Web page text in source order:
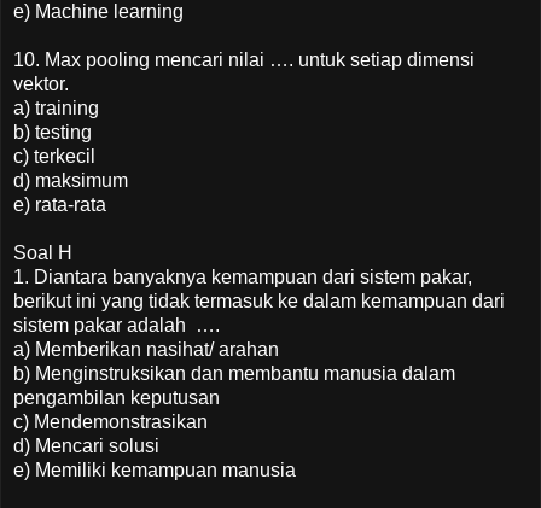
e) Machine learning
10. Max pooling mencari nilai …. untuk setiap dimensi
vektor.
a) training
b) testing
c) terkecil
d) maksimum
e) rata-rata
Soal H
1. Diantara banyaknya kemampuan dari sistem pakar,
berikut ini yang tidak termasuk ke dalam kemampuan dari
sistem pakar adalah ….
a) Memberikan nasihat/ arahan
b) Menginstruksikan dan membantu manusia dalam
pengambilan keputusan
c) Mendemonstrasikan
d) Mencari solusi
e) Memiliki kemampuan manusia